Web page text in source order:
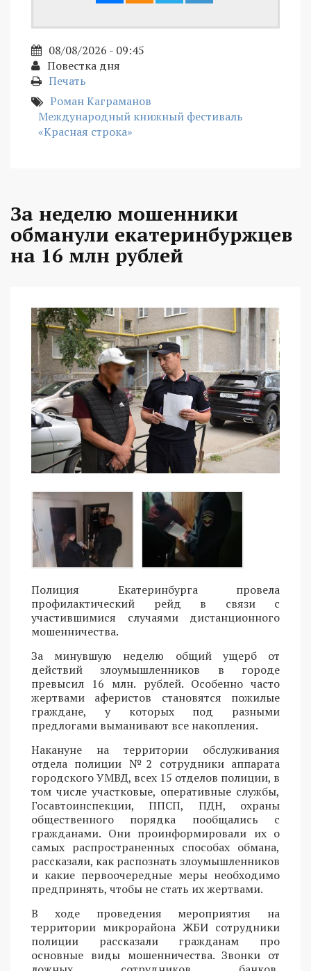
08/08/2026 - 09:45
Повестка дня
Печать
Роман Каграманов
Международный книжный фестиваль
«Красная строка»
За неделю мошенники
обманули екатеринбуржцев
на 16 млн рублей
Полиция Екатеринбурга провела
профилактический рейд в связи с
участившимися случаями дистанционного
мошенничества.
За минувшую неделю общий ущерб от
действий злоумышленников в городе
превысил 16 млн. рублей. Особенно часто
жертвами аферистов становятся пожилые
граждане, у которых под разными
предлогами выманивают все накопления.
Накануне на территории обслуживания
отдела полиции №2 сотрудники аппарата
городского УМВД, всех 15 отделов полиции, в
том числе участковые, оперативные службы,
Госавтоинспекции, ППСП, ПДН, охраны
общественного порядка пообщались с
гражданами. Они проинформировали их о
самых распространенных способах обмана,
рассказали, как распознать злоумышленников
и какие первоочередные меры необходимо
предпринять, чтобы не стать их жертвами.
В ходе проведения мероприятия на
территории микрорайона ЖБИ сотрудники
полиции рассказали гражданам про
основные виды мошенничества. Звонки от